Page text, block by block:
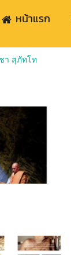
หน้าแรก
า สุภัทโท